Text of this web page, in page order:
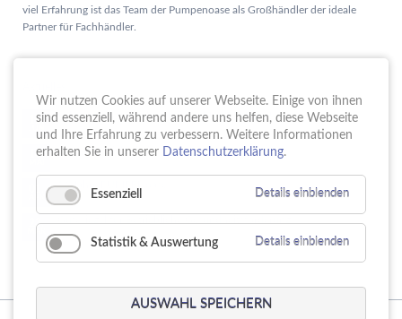
viel Erfahrung ist das Team der Pumpenoase als Großhändler der ideale
Partner für Fachhändler.
15. Schule trifft Wirtschaft bei der PUMPENoase!
18. Vortrag IT-Sicherheit
16 Jahre PUMPENoase
23.
Wir nutzen Cookies auf unserer Webseite. Einige von ihnen
sind essenziell, während andere uns helfen, diese Webseite
und Ihre Erfahrung zu verbessern. Weitere Informationen
erhalten Sie in unserer Datenschutzerklärung.
Essenziell Details einblenden
Statistik & Auswertung Details einblenden
AUSWAHL SPEICHERN